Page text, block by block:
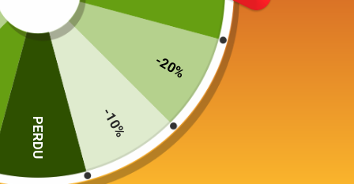
Paiement sécurisé garanti
-20%
-10%
PERDU